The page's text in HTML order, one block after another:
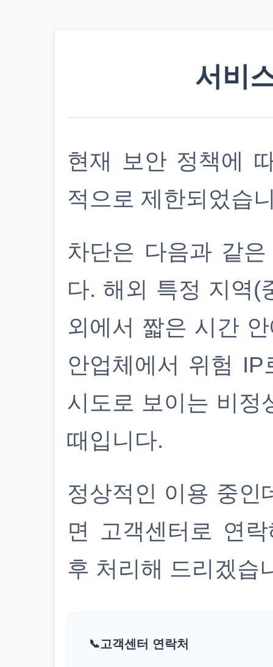
서비
현재 보안 정책에
적으로 제한되었습
차단은 다음과 같
다. 해외 특정 지역(
외에서 짧은 시간
안업체에서 위험
시도로 보이는 비정
때입니다.
정상적인 이용 중인
면 고객센터로 연
후 처리해 드리겠습
고객센터 연락처